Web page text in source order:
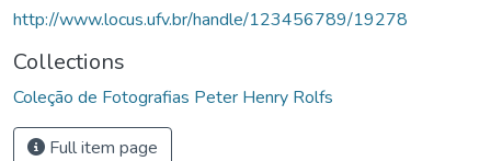
http://www.locus.ufv.br/handle/123456789/19278
Collections
Coleção de Fotografias Peter Henry Rolfs
Full item page